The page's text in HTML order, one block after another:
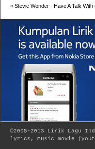
« Stevie Wonder - Have A Talk With
©2005-2013 Lirik Lagu
lyrics, music movie